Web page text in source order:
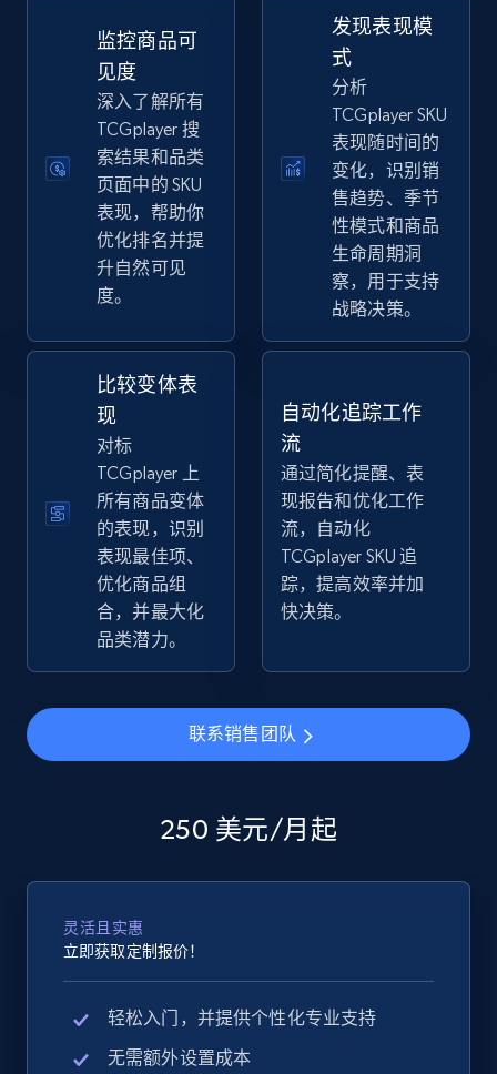
URL, Product id, Title, Seller name, Seller rating,
Seller reviews, Breadcrumbs, Root category, and
more.
2.5K+ 359+ 立即开始
eBay - Gather data on products using
specified keywords
URL, Product id, Title, Seller name, Seller rating,
Seller reviews, Breadcrumbs, Root category, and
more.
2.5K+ 359+ 立即开始
eBay - Collect products from shops on eBay
URL, Product id, Title, Seller name, Seller rating,
more.
eBay - Collect records by category
URL, Product id, Title, Seller name, Seller rating,
Seller reviews, Breadcrumbs, Root category, and
more.
2.5K+ 359+ 立即开始
监控商品可
见度
深入了解所有
TCGplayer 搜
索结果和品类
页面中的 SKU
表现，帮助你
优化排名并提
升自然可见
度。
发现表现模
式
分析
TCGplayer SKU
表现随时间的
变化，识别销
售趋势、季节
性模式和商品
生命周期洞
察，用于支持
战略决策。
比较变体表
现
对标
TCGplayer 上
所有商品变体
的表现，识别
表现最佳项、
优化商品组
合，并最大化
品类潜力。
自动化追踪工作
流
通过简化提醒、表
现报告和优化工作
流，自动化
TCGplayer SKU 追
踪，提高效率并加
快决策。
联系销售团队
250 美元/月起
灵活且实惠
立即获取定制报价！
轻松入门，并提供个性化专业支持
无需额外设置成本